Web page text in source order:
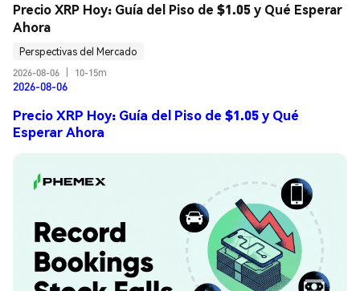
Precio XRP Hoy: Guía del Piso de $1.05 y Qué Esperar
Ahora
Perspectivas del Mercado
2026-08-06
10-15m
2026-08-06
Precio XRP Hoy: Guía del Piso de $1.05 y Qué
Esperar Ahora